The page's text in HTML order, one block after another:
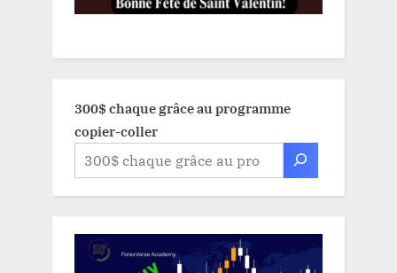
300$ chaque grâce au programme
copier-coller